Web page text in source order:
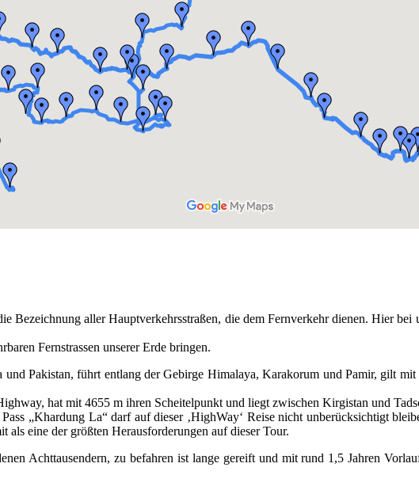
Bezeichnung aller Hauptverkehrsstraßen, die dem Fernverkehr dienen. Hier
Fernstrassen unserer Erde bringen.
Pakistan, führt entlang der Gebirge Himalaya, Karakorum und Pamir, gilt mit
hat mit 4655 m ihren Scheitelpunkt und liegt zwischen Kirgistan und
„Khardung La“ darf auf dieser ‚HighWay‘ Reise nicht unberücksichtigt
eine der größten Herausforderungen auf dieser Tour.
Achttausendern, zu befahren ist lange gereift und mit rund 1,5 Jahren